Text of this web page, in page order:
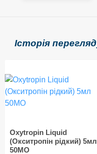
Історія
Oxytropin Liquid
(Окситропін рідкий) 5мл
50МО